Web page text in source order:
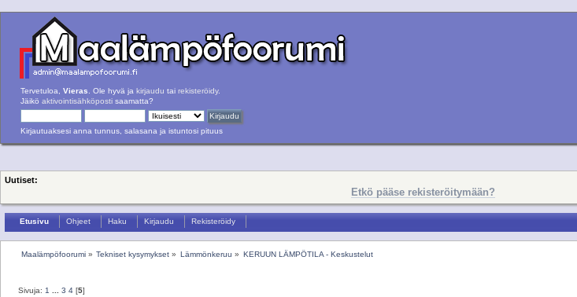
Tervetuloa, Vieras . Ole hyvä ja kirjaudu tai rekisteröidy.
Jäikö aktivointisähköposti saamatta?
Kirjautuaksesi anna tunnus, salasana ja istuntosi pituus
Uutiset:
Etkö pääse rekisteröitymään?
Etusivu Ohjeet Haku Kirjaudu Rekisteröidy
Maalämpöfoorumi» Tekniset kysymykset » Lämmönkeruu » KERUUN LÄMPÖTILA - Keskustelut
Sivuja: 1 ...3 4 [5]